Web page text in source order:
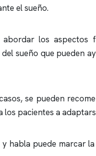
el sueño.
abordar los
sueño que pueden
se pueden
pacientes a
y habla puede marcar